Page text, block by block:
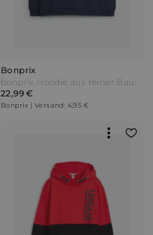
Bonprix
bonprix Hoodie aus reiner Baumwolle Blau
22,99 €
Bonprix | Versand: 4,95 €